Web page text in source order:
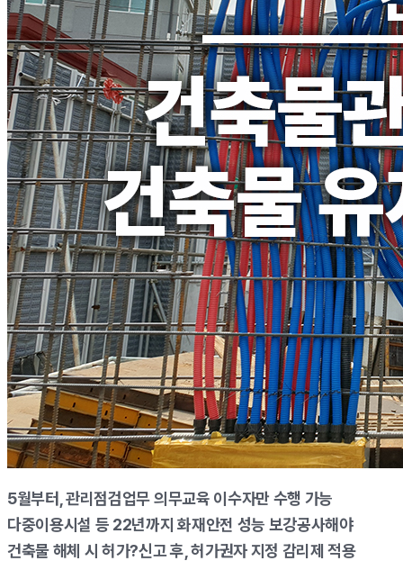
5월부터, 관리점검업무 의무교육 이수자만 수행 가능
다중이용시설 등 22년까지 화재안전 성능 보강공사해야
건축물 해체 시 허가?신고 후, 허가권자 지정 감리제 적용